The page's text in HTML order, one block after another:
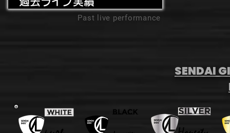
Past live performance
SENDAI